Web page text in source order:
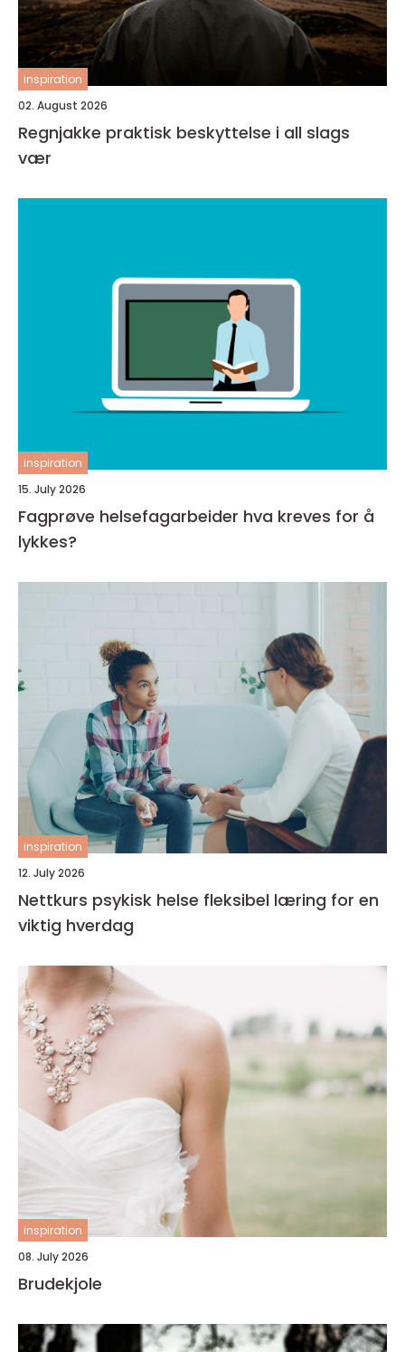
inspiration
02. August 2026
Regnjakke praktisk beskyttelse i all slags
vær
inspiration
15. July 2026
Fagprøve helsefagarbeider hva kreves for å
lykkes?
inspiration
12. July 2026
Nettkurs psykisk helse fleksibel læring for en
viktig hverdag
inspiration
08. July 2026
Brudekjole